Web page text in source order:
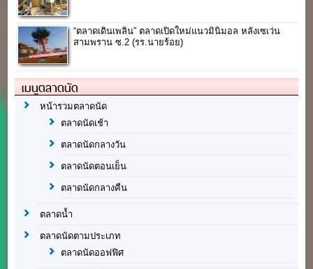
“ตลาดเดินเพลิน” ตลาดเปิดใหม่แนวมินิมอล หลังเซเว่น
สามพราน ซ.2 (รร.นายร้อย)
เมนูตลาดนัด
หน้ารวมตลาดนัด
ตลาดนัดเช้า
ตลาดนัดกลางวัน
ตลาดนัดตอนเย็น
ตลาดนัดกลางคืน
ตลาดน้ำ
ตลาดนัดตามประเภท
ตลาดนัดออฟฟิศ